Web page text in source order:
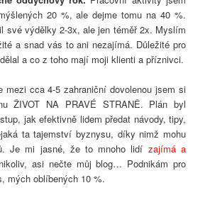
20 %, ale dejme tomu na 40 %.
své výdělky 2-3x, ale jen téměř 2x. Myslím
a snad vás to ani nezajímá. Důležité pro
a co z toho mají moji klienti a příznivci.
mezi cca 4-5 zahraniční dovolenou jsem si
ŽIVOT NA PRAVÉ STRANĚ. Plán byl
jak efektivně lidem předat návody, tipy,
ta tajemství byznysu, díky nimž mohu
Je mi jasné, že to mnoho lidí zajímá a
asi nečte můj blog… Podnikám pro
mých oblíbených 10 %.